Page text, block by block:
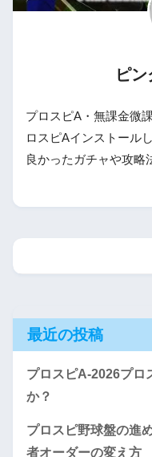
ピン
プロスピA・無課金微
ロスピAインストール
良かったガチャや攻略
最近の投稿
プロスピA-2026プロ
か？
プロスピ野球盤の進
者オーダーの変え方